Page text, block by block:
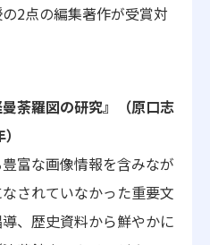
2点の編集著作が受賞対
荼羅図の研究』（原口志
富な画像情報を含みなが
されていなかった重要文
、歴史資料から鮮やかに